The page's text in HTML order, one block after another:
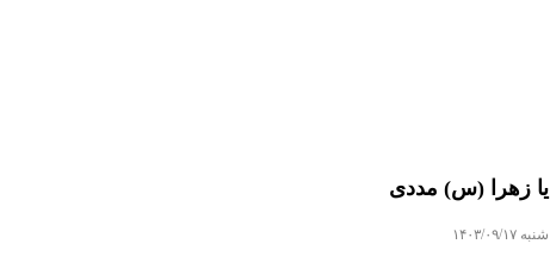
یا زهرا (س) مددی
شنبه ۱۴۰۳/۰۹/۱۷